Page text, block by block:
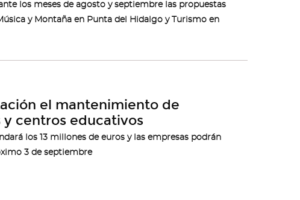
los meses de agosto y septiembre las propuestas
y Montaña en Punta del Hidalgo y Turismo en
el mantenimiento de
centros educativos
los 13 millones de euros y las empresas podrán
3 de septiembre